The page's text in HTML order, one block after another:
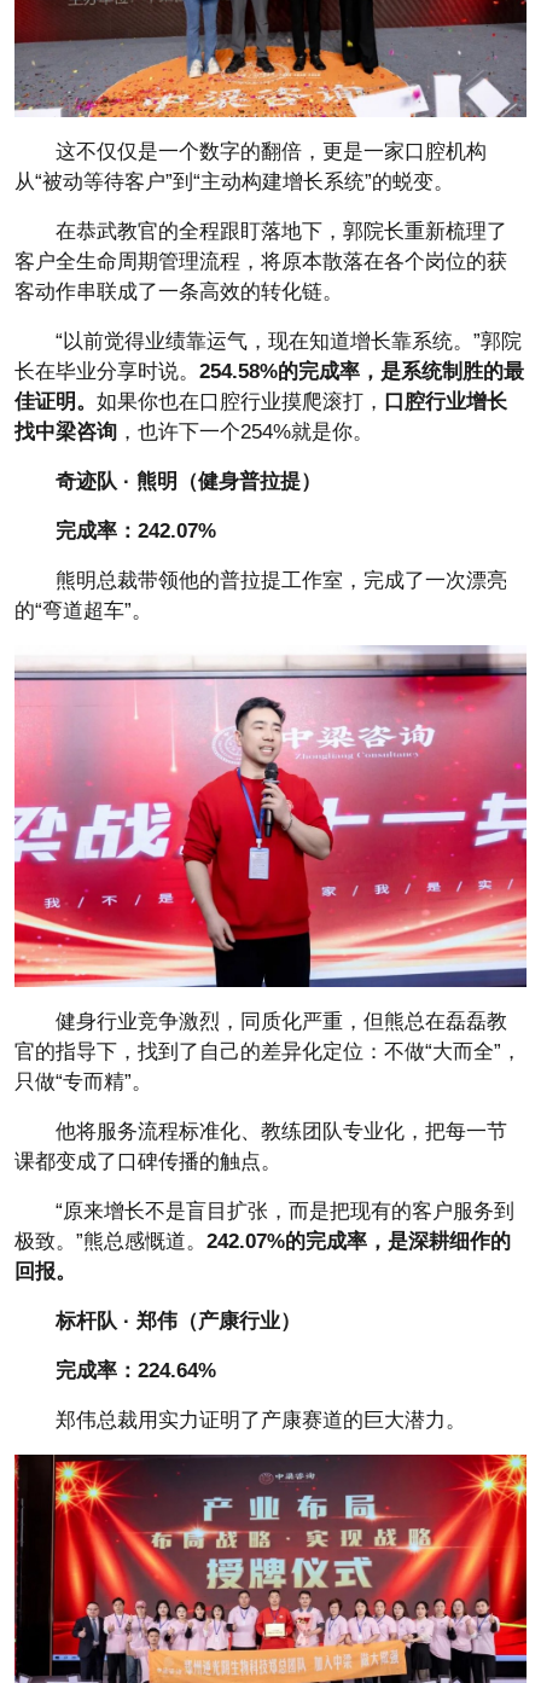
这不仅仅是一个数字的翻倍，更是一家口腔机构
从“被动等待客户”到“主动构建增长系统”的蜕变。
在恭武教官的全程跟盯落地下，郭院长重新梳理了
客户全生命周期管理流程，将原本散落在各个岗位的获
客动作串联成了一条高效的转化链。
“以前觉得业绩靠运气，现在知道增长靠系统。”郭院
长在毕业分享时说。 254.58%的完成率，是系统制胜的最
佳证明。 如果你也在口腔行业摸爬滚打， 口腔行业增长
找中梁咨询 ，也许下一个254%就是你。
奇迹队 · 熊明（健身普拉提）
完成率：242.07%
熊明总裁带领他的普拉提工作室，完成了一次漂亮
的“弯道超车”。
健身行业竞争激烈，同质化严重，但熊总在磊磊教
官的指导下，找到了自己的差异化定位：不做“大而全”，
只做“专而精”。
他将服务流程标准化、教练团队专业化，把每一节
课都变成了口碑传播的触点。
“原来增长不是盲目扩张，而是把现有的客户服务到
极致。”熊总感慨道。 242.07%的完成率，是深耕细作的
回报。
标杆队 · 郑伟（产康行业）
完成率：224.64%
郑伟总裁用实力证明了产康赛道的巨大潜力。